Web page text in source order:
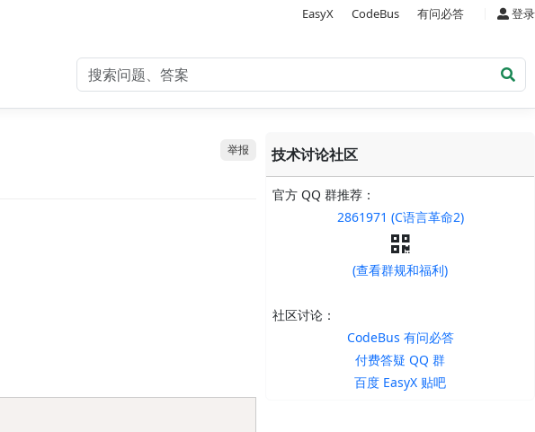
EasyX CodeBus 有问必答 登录
举报 技术讨论社区
官方 QQ 群推荐：
2861971 (C语言革命2)
(查看群规和福利)
社区讨论：
CodeBus 有问必答
付费答疑 QQ 群
百度 EasyX 贴吧